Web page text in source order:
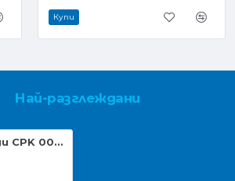
Купи
Най-разглеждани
Влакно за поводи CPK 007 Heavy Hooklink 15m